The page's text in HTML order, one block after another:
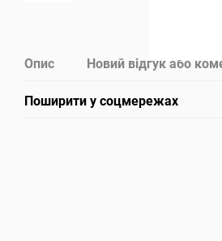
Опис Новий відгук або
Поширити у соцмережах